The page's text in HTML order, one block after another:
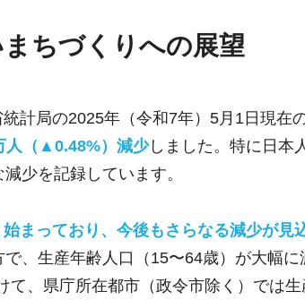
ちづくりへの展望
計局の2025年（令和7年）5月1日現在
人（▲0.48%）減少しました。特に日本
少を記録しています。
まっており、今後もさらなる減少が見
、生産年齢人口（15〜64歳）が大幅に
て、県庁所在都市（政令市除く）では生